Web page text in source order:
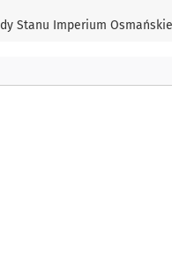
artykułu
Stanu Imperium